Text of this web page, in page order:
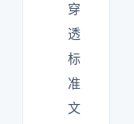
穿
透
标
准
文